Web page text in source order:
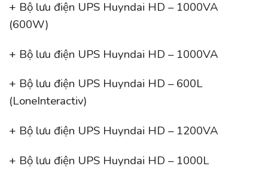
+ Bộ lưu điện UPS Huyndai HD – 1000VA
(600W)
+ Bộ lưu điện UPS Huyndai HD – 1000VA
+ Bộ lưu điện UPS Huyndai HD – 600L
(LoneInteractiv)
+ Bộ lưu điện UPS Huyndai HD – 1200VA
+ Bộ lưu điện UPS Huyndai HD – 1000L